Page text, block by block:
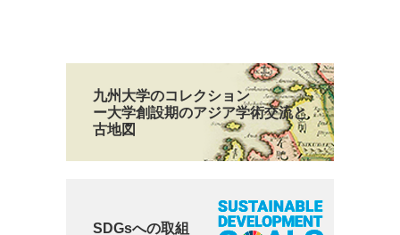
九州大学のコレクション
ー大学創設期のアジア学術交流と
古地図
SDGsへの取組